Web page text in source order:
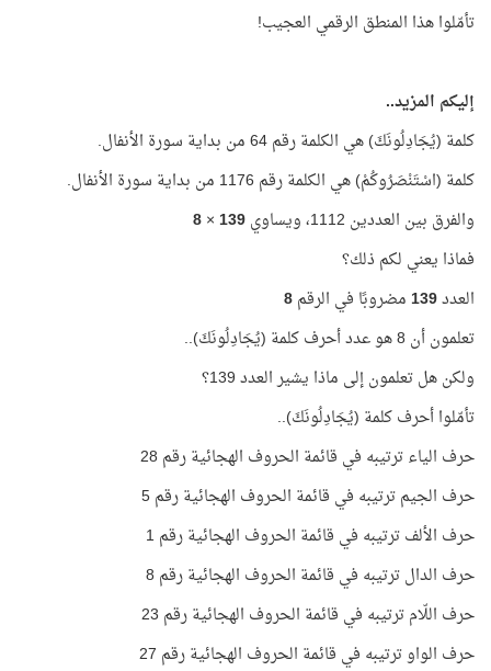
تأمّلوا هذا المنطق الرقمي العجيب!
إليكم المزيد..
كلمة (يُجَادِلُونَكَ) هي الكلمة رقم 64 من بداية سورة الأنفال.
كلمة (اسْتَنْصَرُوكُمْ) هي الكلمة رقم 1176 من بداية سورة الأنفال.
والفرق بين العددين 1112، ويساوي
139
×
8
فماذا يعني لكم ذلك؟
العدد139مضروبًا في الرقم8
تعلمون أن 8 هو عدد أحرف كلمة (يُجَادِلُونَكَ)..
ولكن هل تعلمون إلى ماذا يشير العدد 139؟
تأمّلوا أحرف كلمة (يُجَادِلُونَكَ)..
حرف الياء ترتيبه في قائمة الحروف الهجائية رقم 28
حرف الجيم ترتيبه في قائمة الحروف الهجائية رقم 5
حرف الألف ترتيبه في قائمة الحروف الهجائية رقم 1
حرف الدال ترتيبه في قائمة الحروف الهجائية رقم 8
حرف اللّام ترتيبه في قائمة الحروف الهجائية رقم 23
حرف الواو ترتيبه في قائمة الحروف الهجائية رقم 27